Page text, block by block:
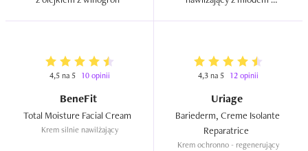
4,5 na 5 10 opinii
BeneFit
Krem silnie nawilżający
4,3 na 5 12 opinii
Uriage
Bariederm, Creme Isolante
Krem ochronno - regenerujący